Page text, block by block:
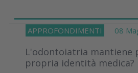
APPROFONDIMENTI 08
L'odontoiatria mantiene
propria identità medica?